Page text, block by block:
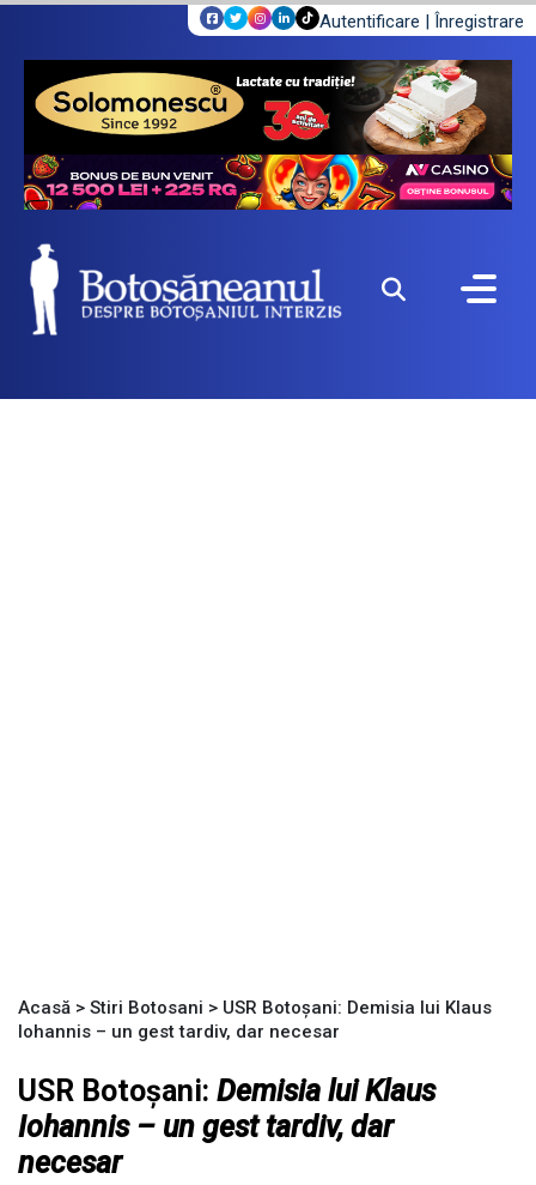
Autentificare | Înregistrare
Acasă > Stiri Botosani > USR Botoșani: Demisia lui Klaus
Iohannis – un gest tardiv, dar necesar
USR Botoșani: Demisia lui Klaus
Iohannis – un gest tardiv, dar
necesar